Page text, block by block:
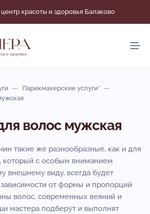
красоты и здоровья Балаково
Парикмахерские услуги*
волос мужская
такие же разнообразные, как и для
с особым вниманием
внешнему виду, всегда будет
от формы и пропорций
волос, современных веяний и
мастера подберут и выполнят